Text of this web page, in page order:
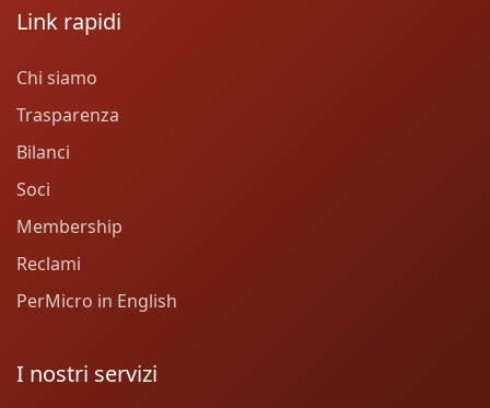
Link rapidi
Chi siamo
Trasparenza
Bilanci
Soci
Membership
Reclami
PerMicro in English
I nostri servizi